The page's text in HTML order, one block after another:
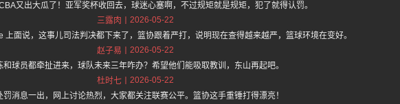
又出大瓜了！亚军奖杯收回去，球迷心塞啊，不过规矩就是规矩，犯了就得认罚。
三露肉
2026-05-22
上面说，这事儿司法判决都下来了，篮协跟着严打，说明现在查得越来越严，篮球环境在变好。
赵子易
2026-05-22
和球员都牵扯进来，球队未来三年咋办？希望他们能吸取教训，东山再起吧。
杜时七
2026-05-22
罚消息一出，网上讨论热烈，大家都关注联赛公平。篮协这手重锤打得漂亮！